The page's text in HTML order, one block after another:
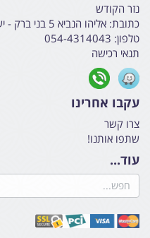
נזר הקודש
כתובת: אליהו הנביא 5 בני ברק - ישראל
טלפון: 054-4314043
תנאי רכישה
עקבו אחרינו
צרו קשר
שתפו אותנו!
עוד...